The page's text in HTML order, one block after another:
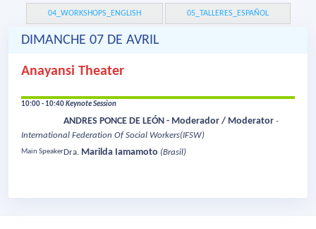
04_WORKSHOPS_ENGLISH 05_TALLERES_ESPAÑOL
DIMANCHE 07 DE AVRIL
Anayansi Theater
10:00 - 10:40Keynote Session
ANDRES PONCE DE LEÓN - Moderador / Moderator -
International Federation Of Social Workers(IFSW)
Main SpeakerDra. Marilda Iamamoto (Brasil)